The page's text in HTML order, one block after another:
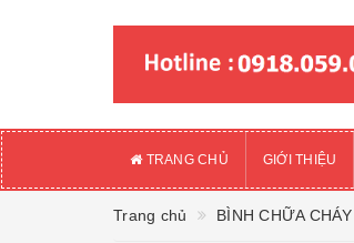
TRANG CHỦ GIỚI THIỆU
Trang chủ BÌNH CHỮA